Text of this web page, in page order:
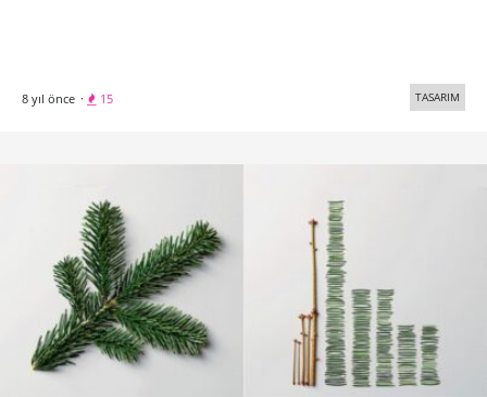
8 yıl önce · 15 TASARIM